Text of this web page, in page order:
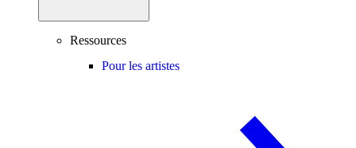
Ressources
Pour les artistes